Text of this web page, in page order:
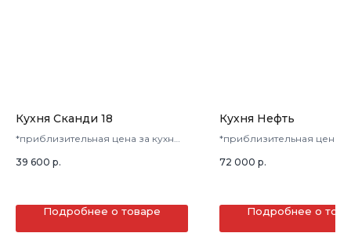
Кухня Сканди 18
*приблизительная цена за кухню
39 600 р.
Подробнее о товаре
Кухня Нефть
*приблизительная цена
72 000 р.
Подробнее о